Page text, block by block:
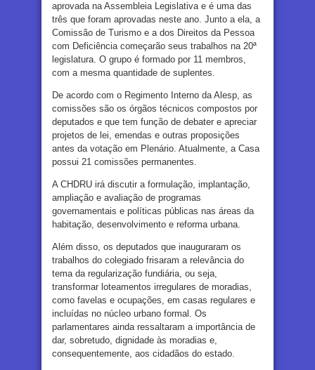
aprovada na Assembleia Legislativa e é uma das
três que foram aprovadas neste ano. Junto a ela, a
Comissão de Turismo e a dos Direitos da Pessoa
com Deficiência começarão seus trabalhos na 20ª
legislatura. O grupo é formado por 11 membros,
com a mesma quantidade de suplentes.
De acordo com o Regimento Interno da Alesp, as
comissões são os órgãos técnicos compostos por
deputados e que tem função de debater e apreciar
projetos de lei, emendas e outras proposições
antes da votação em Plenário. Atualmente, a Casa
possui 21 comissões permanentes.
A CHDRU irá discutir a formulação, implantação,
ampliação e avaliação de programas
governamentais e políticas públicas nas áreas da
habitação, desenvolvimento e reforma urbana.
Além disso, os deputados que inauguraram os
trabalhos do colegiado frisaram a relevância do
tema da regularização fundiária, ou seja,
transformar loteamentos irregulares de moradias,
como favelas e ocupações, em casas regulares e
incluídas no núcleo urbano formal. Os
parlamentares ainda ressaltaram a importância de
dar, sobretudo, dignidade às moradias e,
consequentemente, aos cidadãos do estado.